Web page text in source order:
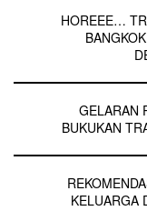
HOREEE…
GELARAN
BUKUKAN
KELUARGA